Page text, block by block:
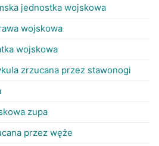
jednostka wojskowa
wojskowa
wojskowa
zrzucana przez stawonogi
zupa
przez węże